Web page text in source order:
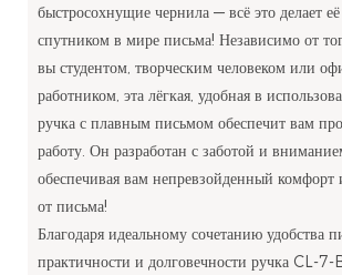
быстросохнущие чернила — всё это делает
спутником в мире письма! Независимо от
вы студентом, творческим человеком или
работником, эта лёгкая, удобная в
ручка с плавным письмом обеспечит вам
работу. Он разработан с заботой и
обеспечивая вам непревзойденный комфорт
от письма!
Благодаря идеальному сочетанию удобства
практичности и долговечности ручка CL-7-